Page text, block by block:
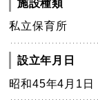
施設種類
私立保育所
設立年月日
昭和45年4月1日